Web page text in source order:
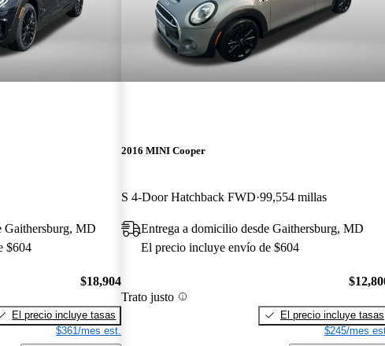
Gaithersburg, MD
$604
$18,904
El precio incluye tasas
$361/mes est.
2016 MINI Cooper
S 4-Door Hatchback FWD 99,554 millas
Entrega a domicilio desde Gaithersburg, MD
El precio incluye envío de $604
Trato justo
El precio incluye tasas
$245/mes